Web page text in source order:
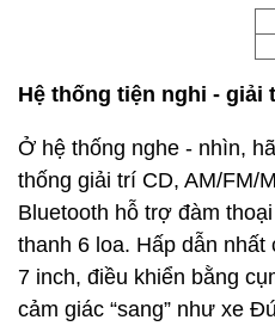
Hệ thống tiện nghi - giải
Ở hệ thống nghe - nhìn,
thống giải trí CD, AM/FM/
Bluetooth hỗ trợ đàm
thanh 6 loa. Hấp dẫn
7 inch, điều khiển bằng
cảm giác “sang” như xe